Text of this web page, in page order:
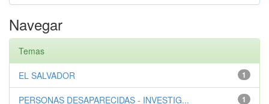
Navegar
Temas
1
EL SALVADOR
1
PERSONAS DESAPARECIDAS - INVESTIG...